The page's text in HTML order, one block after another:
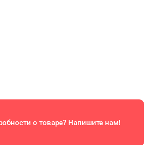
о товаре? Напишите нам!